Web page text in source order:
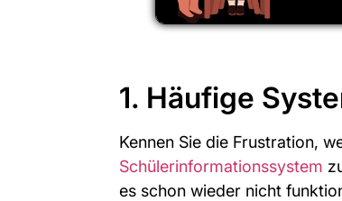
1. Häufige
Kennen Sie die Frustration,
Schülerinformationssystem
es schon wieder nicht